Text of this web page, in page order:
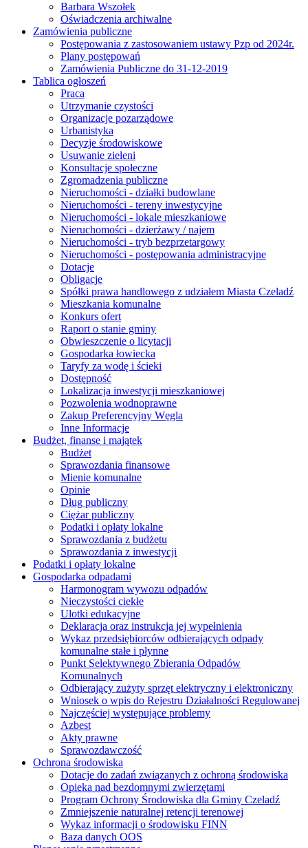
Barbara Wszołek
Oświadczenia archiwalne
Zamówienia publiczne
Postępowania z zastosowaniem ustawy Pzp od 2024r.
Plany postępowań
Zamówienia Publiczne do 31-12-2019
Tablica ogłoszeń
Praca
Utrzymanie czystości
Organizacje pozarządowe
Urbanistyka
Decyzje środowiskowe
Usuwanie zieleni
Konsultacje społeczne
Zgromadzenia publiczne
Nieruchomości - działki budowlane
Nieruchomości - tereny inwestycyjne
Nieruchomości - lokale mieszkaniowe
Nieruchomości - dzierżawy / najem
Nieruchomości - tryb bezprzetargowy
Nieruchomości - postępowania administracyjne
Dotacje
Obligacje
Spółki prawa handlowego z udziałem Miasta Czeladź
Mieszkania komunalne
Konkurs ofert
Raport o stanie gminy
Obwieszczenie o licytacji
Gospodarka łowiecka
Taryfy za wodę i ścieki
Dostępność
Lokalizacja inwestycji mieszkaniowej
Pozwolenia wodnoprawne
Zakup Preferencyjny Węgla
Inne Informacje
Budżet, finanse i majątek
Budżet
Sprawozdania finansowe
Mienie komunalne
Opinie
Dług publiczny
Ciężar publiczny
Podatki i opłaty lokalne
Sprawozdania z budżetu
Sprawozdania z inwestycji
Podatki i opłaty lokalne
Gospodarka odpadami
Harmonogram wywozu odpadów
Nieczystości ciekłe
Ulotki edukacyjne
Deklaracja oraz instrukcja jej wypełnienia
Wykaz przedsiębiorców odbierających odpady
komunalne stałe i płynne
Punkt Selektywnego Zbierania Odpadów
Komunalnych
Odbierający zużyty sprzęt elektryczny i elektroniczny
Wniosek o wpis do Rejestru Działalności Regulowanej
Najczęściej występujące problemy
Azbest
Akty prawne
Sprawozdawczość
Ochrona środowiska
Dotacje do zadań związanych z ochroną środowiska
Opieka nad bezdomnymi zwierzętami
Program Ochrony Środowiska dla Gminy Czeladź
Zmniejszenie naturalnej retencji terenowej
Wykaz informacji o środowisku FINN
Baza danych OOS